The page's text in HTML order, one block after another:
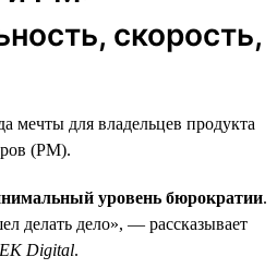
скорость,
для владельцев продукта
(PM).
уровень бюрократии.
делать дело», — рассказывает
Digital.